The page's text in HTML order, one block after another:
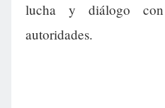
lucha y diálogo
autoridades.